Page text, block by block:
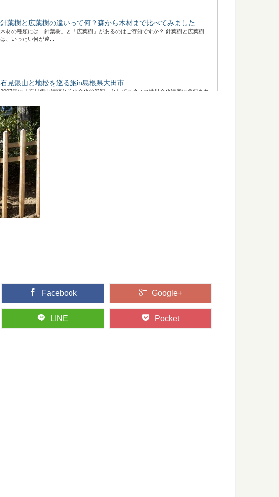
針葉樹と広葉樹の違いって何？森から木材まで比べてみました
木材の種類には「針葉樹」と「広葉樹」があるのはご存知ですか？ 針葉樹と広葉樹
は、いったい何が違...
石見銀山と地松を巡る旅in島根県大田市
2007年に「石見銀山遺跡とその文化的景観」としてユネスコ世界文化遺産に登録され
ミズナラとコナラ：知っておきたい日本の木材～特徴と物語～
日本人なら知っておきたい日本の木材をご紹介するシリーズ。 今回は、広葉樹の中で
も身近に利用され...
クリ（栗）：知っておきたい日本の木材～その特徴と物語～
日本人なら知っておきたい日本の木材をご紹介するシリーズ。 今回は、甘～くてほく
ほくの実がおいしい「...
木の曲げわっぱお弁当箱を使うメリットと注意点
Facebook Google+
LINE Pocket